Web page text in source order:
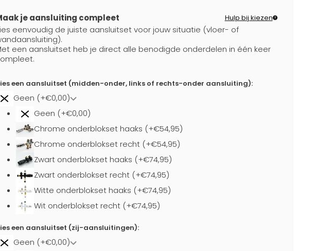
je aansluiting compleet Hulp bij kiezen
eenvoudig de juiste aansluitset voor jouw situatie (vloer- of
een aansluitset heb je direct alle benodigde onderdelen in één keer
een aansluitset (midden-onder, links of rechts-onder aansluiting):
Geen (+€0,00)
Geen (+€0,00)
Chrome onderblokset haaks (+€54,95)
Chrome onderblokset recht (+€54,95)
Zwart onderblokset haaks (+€74,95)
Zwart onderblokset recht (+€74,95)
Witte onderblokset haaks (+€74,95)
Wit onderblokset recht (+€74,95)
een aansluitset (zij-aansluitingen):
Geen (+€0,00)